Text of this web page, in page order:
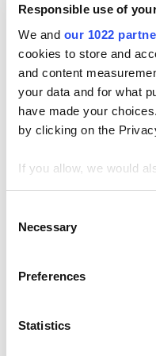
Responsible use of
We and our 1022
cookies to store and
and content
your data and for what
have made your
by clicking on the
If you allow, we would
Collect
Find out more about
We use cookies to
use of their services.
Selection
Necessary
Preferences
Statistics
Темы
Начало работы
Отчеты